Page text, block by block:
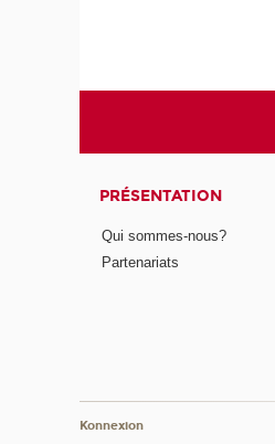
PRÉSENTATION
Qui sommes-nous?
Partenariats
Konnexion